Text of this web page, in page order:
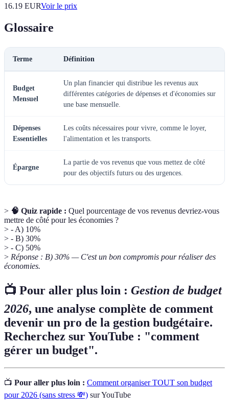
16.19 EURVoir le prix
Glossaire
Terme Définition
Budget
Mensuel
Un plan financier qui distribue les revenus aux
différentes catégories de dépenses et d'économies sur
une base mensuelle.
Dépenses
Essentielles
Les coûts nécessaires pour vivre, comme le loyer,
l'alimentation et les transports.
Épargne
La partie de vos revenus que vous mettez de côté
pour des objectifs futurs ou des urgences.
> 🧠 Quiz rapide : Quel pourcentage de vos revenus devriez-vous
mettre de côté pour les économies ?
> - A) 10%
> - B) 30%
> - C) 50%
> Réponse : B) 30% — C'est un bon compromis pour réaliser des
économies.
📺 Pour aller plus loin : Gestion de budget
2026, une analyse complète de comment
devenir un pro de la gestion budgétaire.
Recherchez sur YouTube : "comment
gérer un budget".
📺 Pour aller plus loin : Comment organiser TOUT son budget
pour 2026 (sans stress 💸) sur YouTube